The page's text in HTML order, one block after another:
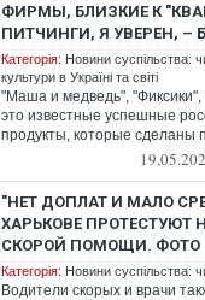
ФИРМЫ, БЛИЗКИЕ К
ПИТЧИНГИ, Я УВЕРЕН, –
Категорія: Новини суспільства:
культури в Україні та світі
"Маша и медведь", "Фиксики",
это известные успешные
продукты, которые сделаны
"НЕТ ДОПЛАТ И МАЛО
ХАРЬКОВЕ ПРОТЕСТУЮТ
СКОРОЙ ПОМОЩИ. ФОТО
Категорія: Новини суспільства:
Водители скорых и врачи